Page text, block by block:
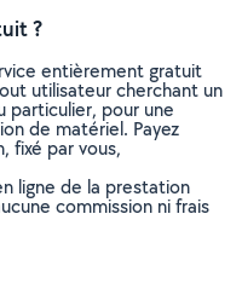
?
entièrement gratuit
utilisateur cherchant un
particulier, pour une
de matériel. Payez
fixé par vous,
ligne de la prestation
commission ni frais